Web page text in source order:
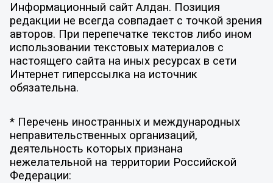
Информационный сайт Алдан. Позиция
редакции не всегда совпадает с точкой зрения
авторов. При перепечатке текстов либо ином
использовании текстовых материалов с
настоящего сайта на иных ресурсах в сети
Интернет гиперссылка на источник
обязательна.
* Перечень иностранных и международных
неправительственных организаций,
деятельность которых признана
нежелательной на территории Российской
Федерации: